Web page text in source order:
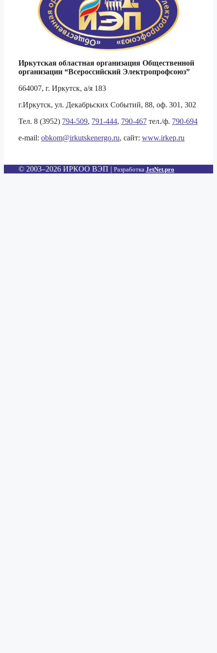
Иркутская областная организация Общественной
организации “Всероссийский Электропрофсоюз”
664007, г. Иркутск, а/я 183
г.Иркутск, ул. Декабрьских Событий, 88, оф. 301, 302
Тел. 8 (3952) 794-509, 791-444, 790-467 тел./ф. 790-694
e-mail: obkom@irkutskenergo.ru, cайт: www.irkep.ru
© 2003–2026 ИРКОО ВЭП | Разработка JetNet.pro